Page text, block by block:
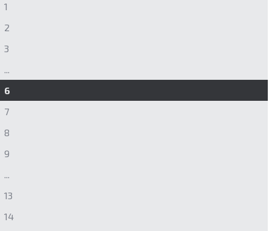
1
2
3
...
6
7
8
9
...
13
14